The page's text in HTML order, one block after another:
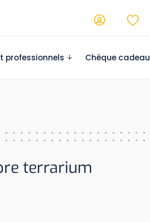
professionnels Chèque cadeau
terrarium